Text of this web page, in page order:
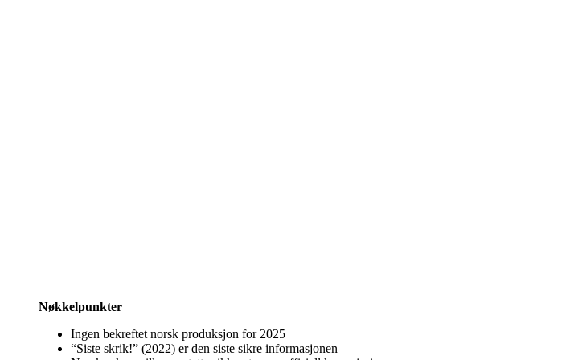
Nøkkelpunkter
Ingen bekreftet norsk produksjon for 2025
“Siste skrik!” (2022) er den siste sikre informasjonen